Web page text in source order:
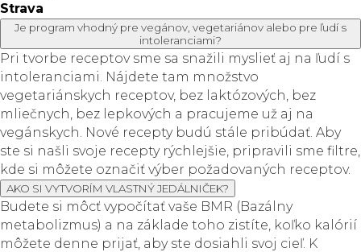
Strava
Je program vhodný pre vegánov, vegetariánov alebo pre ľudí s
intoleranciami?
Pri tvorbe receptov sme sa snažili myslieť aj na ľudí s
intoleranciami. Nájdete tam množstvo
vegetariánskych receptov, bez laktózových, bez
mliečnych, bez lepkových a pracujeme už aj na
vegánskych. Nové recepty budú stále pribúdať. Aby
ste si našli svoje recepty rýchlejšie, pripravili sme filtre,
kde si môžete označiť výber požadovaných receptov.
AKO SI VYTVORÍM VLASTNÝ JEDÁLNIČEK?
Budete si môcť vypočítať vaše BMR (Bazálny
metabolizmus) a na základe toho zistíte, koľko kalórií
môžete denne prijať, aby ste dosiahli svoj cieľ. K